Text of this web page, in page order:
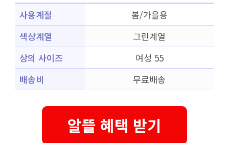
사용계절
봄/가을용
색상계열
그린계열
상의 사이즈
여성 55
배송비
무료배송
알뜰 혜택 받기